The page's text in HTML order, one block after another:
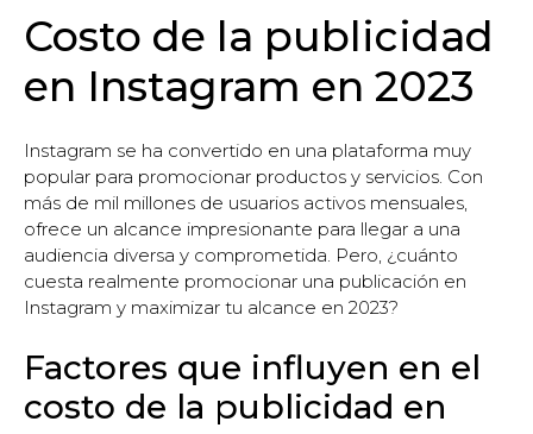
Costo de la publicidad
en Instagram en 2023
Instagram se ha convertido en una plataforma muy
popular para promocionar productos y servicios. Con
más de mil millones de usuarios activos mensuales,
ofrece un alcance impresionante para llegar a una
audiencia diversa y comprometida. Pero, ¿cuánto
cuesta realmente promocionar una publicación en
Instagram y maximizar tu alcance en 2023?
Factores que influyen en el
costo de la publicidad en